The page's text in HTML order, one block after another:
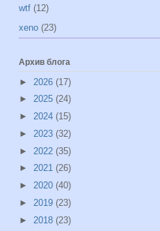
wtf (12)
xeno (23)
Архив блога
► 2026 (17)
► 2025 (24)
► 2024 (15)
► 2023 (32)
► 2022 (35)
► 2021 (26)
► 2020 (40)
► 2019 (23)
► 2018 (23)